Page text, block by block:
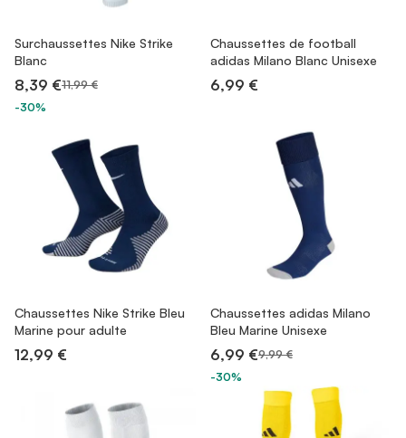
Surchaussettes Nike Strike
Blanc
8,39 €11,99 €
-30%
Chaussettes de football
adidas Milano Blanc Unisexe
6,99 €
Chaussettes Nike Strike Bleu
Marine pour adulte
12,99 €
Chaussettes adidas Milano
Bleu Marine Unisexe
6,99 €9,99 €
-30%